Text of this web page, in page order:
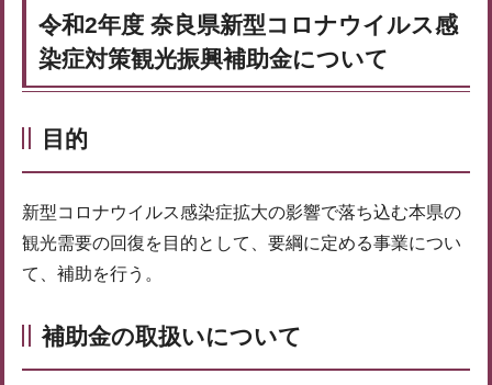
令和2年度 奈良県新型コロナウイルス感
染症対策観光振興補助金について
目的
新型コロナウイルス感染症拡大の影響で落ち込む本県の
観光需要の回復を目的として、要綱に定める事業につい
て、補助を行う。
補助金の取扱いについて